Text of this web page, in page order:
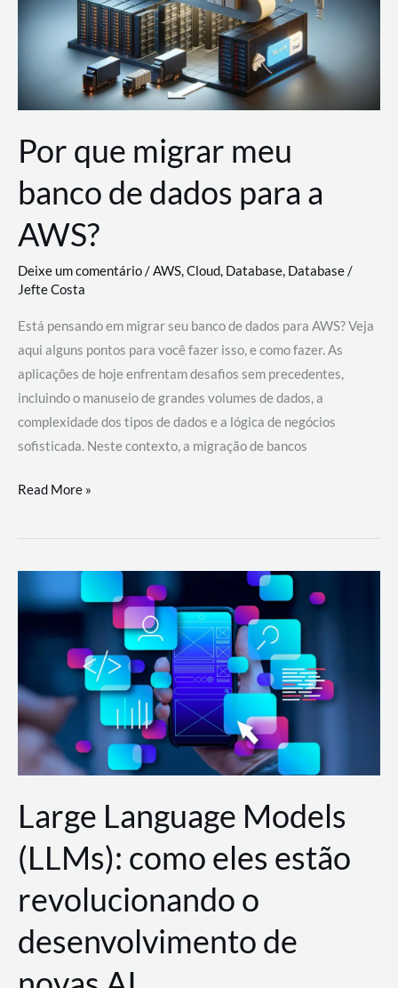
Por que migrar meu
banco de dados para a
AWS?
Deixe um comentário/AWS,Cloud, Database, Database/
Jefte Costa
Está pensando em migrar seu banco de dados para AWS? Veja
aqui alguns pontos para você fazer isso, e como fazer. As
aplicações de hoje enfrentam desafios sem precedentes,
incluindo o manuseio de grandes volumes de dados, a
complexidade dos tipos de dados e a lógica de negócios
sofisticada. Neste contexto, a migração de bancos
Por
migrar
de
a
AWS?
Read More »
Large Language Models
(LLMs): como eles estão
revolucionando o
desenvolvimento de